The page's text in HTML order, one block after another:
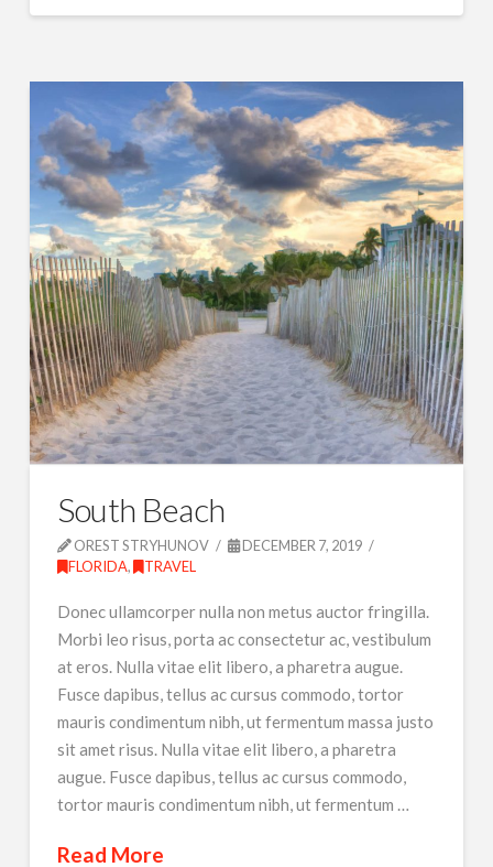
South Beach
OREST STRYHUNOV
DECEMBER 7, 2019
FLORIDA, TRAVEL
Donec ullamcorper nulla non metus auctor fringilla.
Morbi leo risus, porta ac consectetur ac, vestibulum
at eros. Nulla vitae elit libero, a pharetra augue.
Fusce dapibus, tellus ac cursus commodo, tortor
mauris condimentum nibh, ut fermentum massa justo
sit amet risus. Nulla vitae elit libero, a pharetra
augue. Fusce dapibus, tellus ac cursus commodo,
tortor mauris condimentum nibh, ut fermentum …
Read More